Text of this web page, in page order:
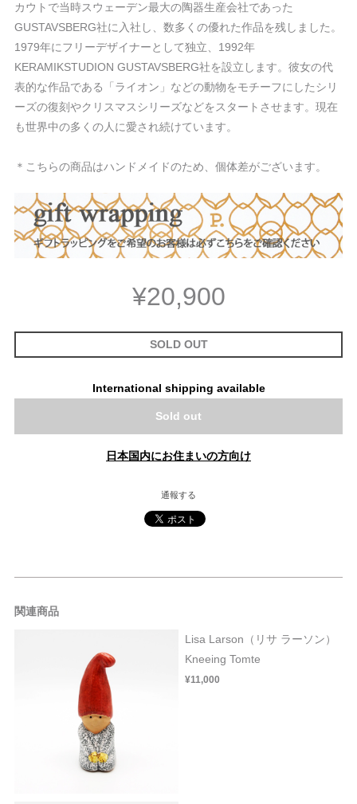
カウトで当時スウェーデン最大の陶器生産会社であった
GUSTAVSBERG社に入社し、数多くの優れた作品を残しました。
1979年にフリーデザイナーとして独立、1992年
KERAMIKSTUDION GUSTAVSBERG社を設立します。彼女の代
表的な作品である「ライオン」などの動物をモチーフにしたシリ
ーズの復刻やクリスマスシリーズなどをスタートさせます。現在
も世界中の多くの人に愛され続けています。
＊こちらの商品はハンドメイドのため、個体差がございます。
¥20,900
SOLD OUT
International shipping available
Sold out
日本国内にお住まいの方向け
通報する
関連商品
Lisa Larson（リサ ラーソン）
Kneeing Tomte
¥11,000